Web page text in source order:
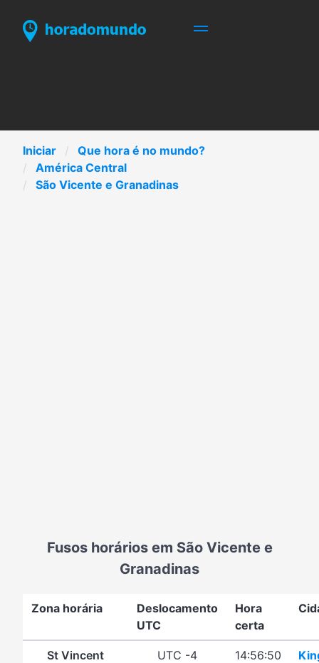
Iniciar
Que hora é no mundo?
América Central
São Vicente e Granadinas
Fusos horários em São Vicente e
Granadinas
Zona horária
Deslocamento
UTC
Hora
certa
St Vincent UTC -4 14:56:50